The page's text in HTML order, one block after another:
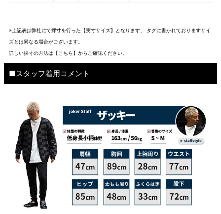
※上記表は弊社にて採寸を行った【実寸サイズ】となります。 タグに書かれておりますサイ
ズとは異なる場合がございます。
詳しい採寸の方法は 【こちら】から ご確認ください。
■スタッフ着用コメント